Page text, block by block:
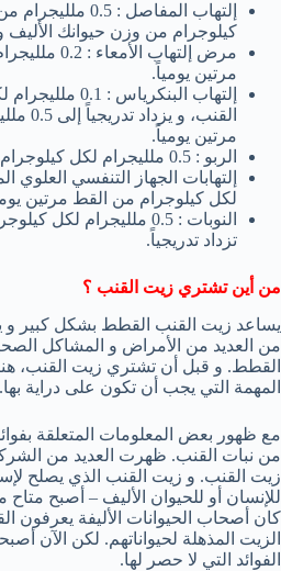
إلتهاب المفاصل :
كيلوجرام من وزن حيوانك الأليف
مرض إلتهاب
مرتين يومياً.
إلتهاب
القنب،
مرتين يومياً.
الربو : 0.5 ملليجرام لكل كيلوجرام مرتين يومياً.
لكل كيلوجرام من القط مرتين
النوبات : 0.5 ملليجرام لكل
تزداد تدريجياً.
من أين تشتري زيت القنب ؟
يساعد زيت القنب القطط بشكل كبير و
من العديد من الأمراض و المشاكل
القطط. و قبل أن تشتري زيت القنب،
المهمة التي يجب أن تكون على دراية بها.
مع ظهور بعض المعلومات المتعلقة
من نبات القنب. ظهرت العديد من
زيت القنب. و زيت القنب الذي يصلح
للإنسان أو للحيوان الأليف – أصبح
كان أصحاب الحيوانات الأليفة يعرفون
الزيت المذهلة لحيواناتهم. لكن الآن
الفوائد التي لا حصر لها.